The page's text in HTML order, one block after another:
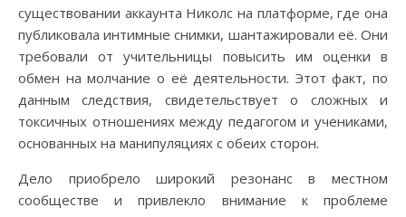
существовании аккаунта Николс на платформе, где она
публиковала интимные снимки, шантажировали её. Они
требовали от учительницы повысить им оценки в
обмен на молчание о её деятельности. Этот факт, по
данным следствия, свидетельствует о сложных и
токсичных отношениях между педагогом и учениками,
основанных на манипуляциях с обеих сторон.
Дело приобрело широкий резонанс в местном
сообществе и привлекло внимание к проблеме